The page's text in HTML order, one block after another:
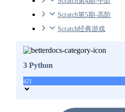
Scratch第5期-高阶
Scratch经典游戏
3 Python
421